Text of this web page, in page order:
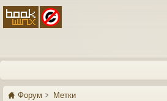
Форум Метки